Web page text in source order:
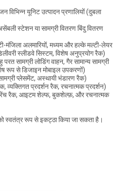
विभिन्न यूनिट उत्पादन प्रणालियों (दुबला
स्टेशन या सामग्री वितरण बिंदु वितरण
मंजिला अलमारियों, मध्यम और हल्के मल्टी-लेयर
स्लीडवे सिस्टम, विशेष अनुप्रयोग रैक)
परत सामग्री लोडिंग वाहन, गैर सामान्य सामग्री
रूप से डिजाइन मोबाइल उपकरणों)
प्लेसमेंट, अस्थायी भंडारण रैक)
व्यक्तिगत प्रदर्शन रैक, रचनात्मक प्रदर्शन)
रैक, आइटम शेल्फ, बुकशेल्फ़, और रचनात्मक
स्वतंत्र रूप से इकट्ठा किया जा सकता है।